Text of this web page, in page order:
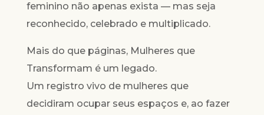
feminino não apenas exista — mas seja
reconhecido, celebrado e multiplicado.
Mais do que páginas, Mulheres que
Transformam é um legado.
Um registro vivo de mulheres que
decidiram ocupar seus espaços e, ao fazer